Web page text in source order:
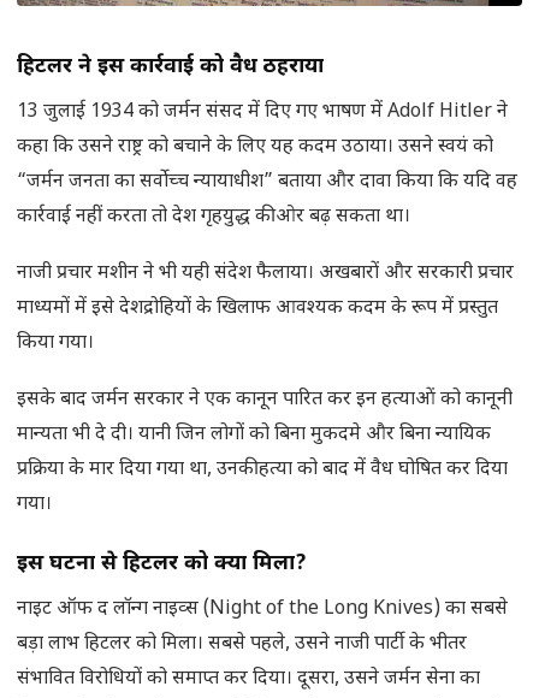
हिटलर ने इस कार्रवाई को वैध ठहराया
13 जुलाई 1934 को जर्मन संसद में दिए गए भाषण में Adolf Hitler ने
कहा कि उसने राष्ट्र को बचाने के लिए यह कदम उठाया। उसने स्वयं को
“जर्मन जनता का सर्वोच्च न्यायाधीश” बताया और दावा किया कि यदि वह
कार्रवाई नहीं करता तो देश गृहयुद्ध की ओर बढ़ सकता था।
नाजी प्रचार मशीन ने भी यही संदेश फैलाया। अखबारों और सरकारी प्रचार
माध्यमों में इसे देशद्रोहियों के खिलाफ आवश्यक कदम के रूप में प्रस्तुत
किया गया।
इसके बाद जर्मन सरकार ने एक कानून पारित कर इन हत्याओं को कानूनी
मान्यता भी दे दी। यानी जिन लोगों को बिना मुकदमे और बिना न्यायिक
प्रक्रिया के मार दिया गया था, उनकी हत्या को बाद में वैध घोषित कर दिया
गया।
इस घटना से हिटलर को क्या मिला?
नाइट ऑफ द लॉन्ग नाइव्स (Night of the Long Knives) का सबसे
बड़ा लाभ हिटलर को मिला। सबसे पहले, उसने नाजी पार्टी के भीतर
संभावित विरोधियों को समाप्त कर दिया। दूसरा, उसने जर्मन सेना का